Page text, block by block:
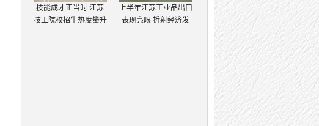
技能成才正当时 江苏
技工院校招生热度攀升
上半年江苏工业品出口
表现亮眼 折射经济发